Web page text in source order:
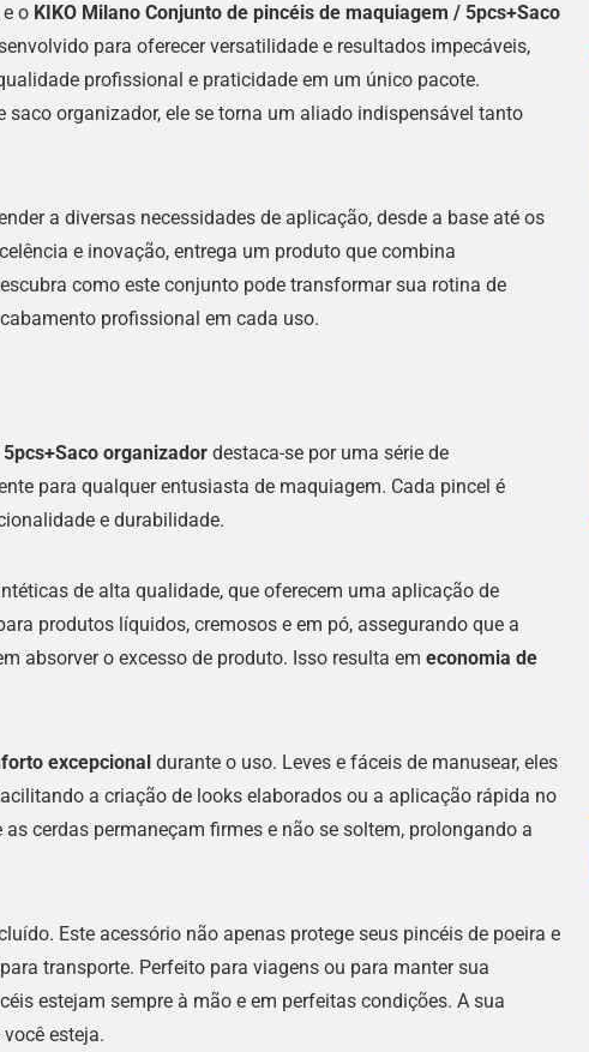
o KIKO Milano Conjunto de pincéis de maquiagem / 5pcs+Saco
para oferecer versatilidade e resultados impecáveis,
profissional e praticidade em um único pacote.
organizador, ele se torna um aliado indispensável tanto
a diversas necessidades de aplicação, desde a base até os
e inovação, entrega um produto que combina
como este conjunto pode transformar sua rotina de
profissional em cada uso.
organizador destaca-se por uma série de
para qualquer entusiasta de maquiagem. Cada pincel é
e durabilidade.
de alta qualidade, que oferecem uma aplicação de
produtos líquidos, cremosos e em pó, assegurando que a
absorver o excesso de produto. Isso resulta em economia de
excepcional durante o uso. Leves e fáceis de manusear, eles
a criação de looks elaborados ou a aplicação rápida no
cerdas permaneçam firmes e não se soltem, prolongando a
Este acessório não apenas protege seus pincéis de poeira e
para transporte. Perfeito para viagens ou para manter sua
estejam sempre à mão e em perfeitas condições. A sua
esteja.